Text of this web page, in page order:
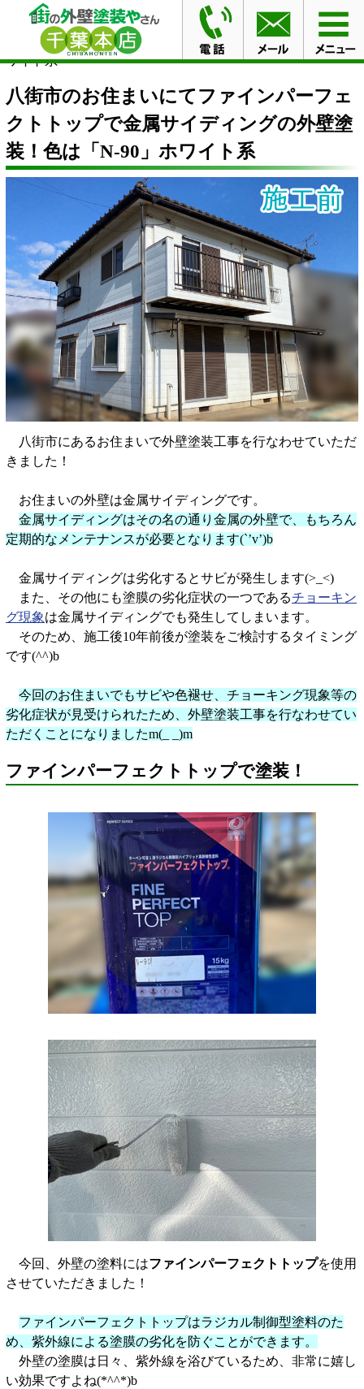
HOME ブログ
八街市のお住まいにてファインパーフェ
クトトップで金属サイディングの外壁塗装！色は「N-90」ホ
ワイト系
八街市のお住まいにてファインパーフェ
クトトップで金属サイディングの外壁塗
装！色は「N-90」ホワイト系
八街市にあるお住まいで外壁塗装工事を行なわせていただ
きました！
お住まいの外壁は金属サイディングです。
金属サイディングはその名の通り金属の外壁で、もちろん
定期的なメンテナンスが必要となります(`’v’)b
金属サイディングは劣化するとサビが発生します(>_<)
また、その他にも塗膜の劣化症状の一つであるチョーキン
グ現象は金属サイディングでも発生してしまいます。
そのため、施工後10年前後が塗装をご検討するタイミング
です(^^)b
今回のお住まいでもサビや色褪せ、チョーキング現象等の
劣化症状が見受けられたため、外壁塗装工事を行なわせてい
ただくことになりましたm(_ _)m
ファインパーフェクトトップで塗装！
今回、外壁の塗料にはファインパーフェクトトップを使用
させていただきました！
ファインパーフェクトトップはラジカル制御型塗料のた
め、紫外線による塗膜の劣化を防ぐことができます。
外壁の塗膜は日々、紫外線を浴びているため、非常に嬉し
い効果ですよね(*^^*)b